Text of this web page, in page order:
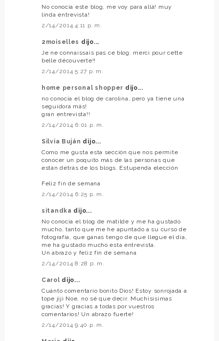
No conocía este blog, me voy para allá! muy
linda entrevista!
2/14/2014 4:11 p. m.
2moiselles dijo...
Je ne connaissais pas ce blog. merci pour cette
belle découverte!!
2/14/2014 5:27 p. m.
home personal shopper dijo...
no conocía el blog de carolina, pero ya tiene una
seguidora más!
gran entrevista!!
2/14/2014 6:01 p. m.
Silvia Buján dijo...
Como me gusta esta sección que nos permite
conocer un poquito más de las personas que
están detrás de los blogs. Estupenda elección
Feliz fin de semana
2/14/2014 6:25 p. m.
sitandka dijo...
No conocía el blog de matilde y me ha gustado
mucho, tanto que me he apuntado a su curso de
fotografía, que ganas tengo de que llegue el día,
me ha gustado mucho esta entrevista.
Un abrazo y feliz fin de semana
2/14/2014 8:28 p. m.
Carol dijo...
Cuánto comentario bonito Dios! Estoy sonrojada a
tope jiji Noe, no sé que decir. Muchisisimas
gracias! Y gracias a todas por vuestros
comentarios! Un abrazo fuerte!
2/14/2014 9:40 p. m.